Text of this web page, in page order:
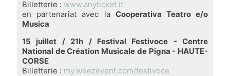
Billetterie : www.anyticket.it
en partenariat avec la Cooperativa Teatro e/o
Musica
15 juillet / 21h / Festival Festivoce - Centre
National de Création Musicale de Pigna - HAUTE-
CORSE
Billetterie : my.weezevent.com/festivoce